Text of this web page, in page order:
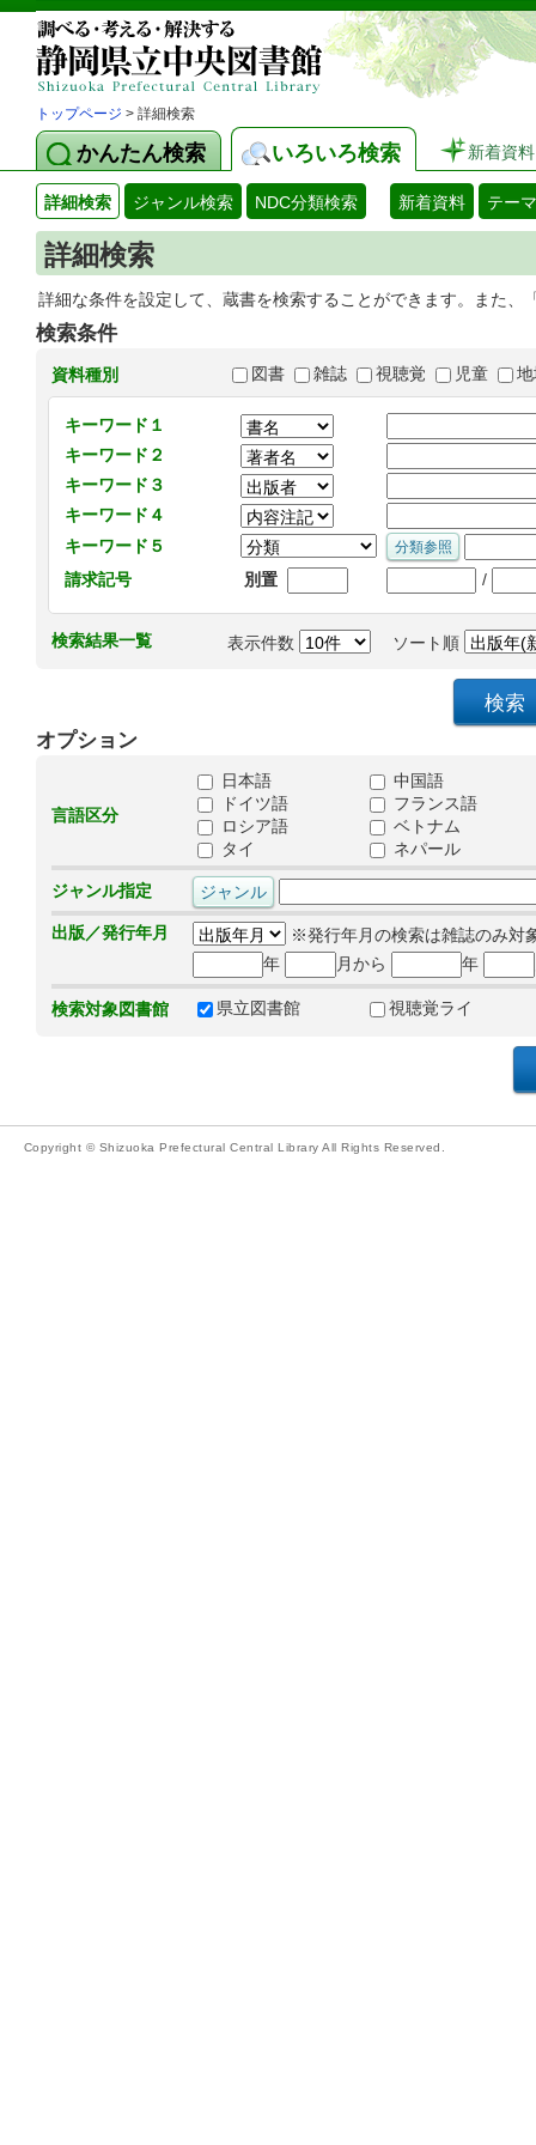
トップページ > 詳細検索
かんたん検索 いろいろ検索 新着資料
詳細検索 ジャンル検索 NDC分類検索 新着資料 テー
詳細検索
詳細な条件を設定して、蔵書を検索することができます。また
検索条件
資料種別 図書 雑誌 視聴覚 児童
キーワード１
キーワード２
キーワード３
キーワード４
キーワード５
請求記号
別置 /
検索結果一覧 表示件数 ソート順
オプション
言語区分
日本語
中国語
ドイツ語
フランス語
ロシア語
ベトナム
タイ
ネパール
ジャンル指定
出版／発行年月
※発行年月の検索は雑誌のみ対
年
月から 年
検索対象図書館 県立図書館 視聴覚ライ
Copyright © Shizuoka Prefectural Central Library All Rights Reserved.